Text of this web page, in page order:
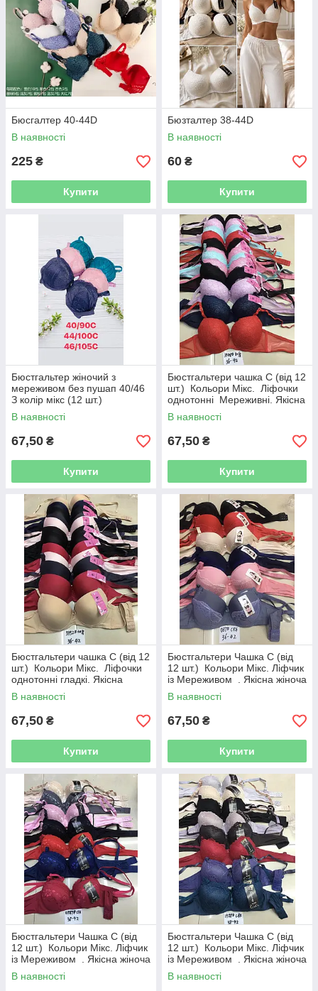
Бюсгалтер 40-44D
В наявності
225 ₴
Купити
Бюзталтер 38-44D
В наявності
60 ₴
Купити
Бюстгальтер жіночий з
мереживом без пушап 40/46
З колір мікс (12 шт.)
В наявності
67,50 ₴
Купити
Бюстгальтери чашка C (від 12
шт.) Кольори Мікс. Ліфочки
однотонні Мереживні. Якісна
жіноча білизна
В наявності
67,50 ₴
Купити
Бюстгальтери чашка C (від 12
шт.) Кольори Мікс. Ліфочки
однотонні гладкі. Якісна
жіноча білизна
В наявності
67,50 ₴
Купити
Бюстгальтери Чашка C (від
12 шт.) Кольори Мікс. Ліфчик
із Мереживом . Якісна жіноча
білизна
В наявності
67,50 ₴
Купити
Бюстгальтери Чашка C (від
12 шт.) Кольори Мікс. Ліфчик
із Мереживом . Якісна жіноча
білизна
В наявності
Бюстгальтери Чашка C (від
12 шт.) Кольори Мікс. Ліфчик
із Мереживом . Якісна жіноча
білизна
В наявності